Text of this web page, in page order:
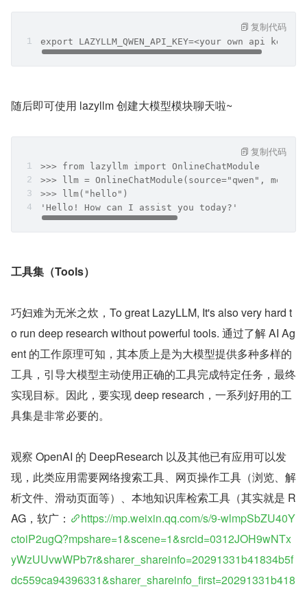
export LAZYLLM_QWEN_API_KEY=<your own api key>
复制代码
随后即可使用 lazyllm 创建大模型模块聊天啦~
>>> from lazyllm import OnlineChatModule
>>> llm = OnlineChatModule(source="qwen",
>>> llm("hello")
'Hello! How can I assist you today?'
复制代码
工具集（Tools）
巧妇难为无米之炊，To great LazyLLM, It's also very hard t
o run deep research without powerful tools. 通过了解 AI Ag
ent 的工作原理可知，其本质上是为大模型提供多种多样的
工具，引导大模型主动使用正确的工具完成特定任务，最终
实现目标。因此，要实现 deep research，一系列好用的工
具集是非常必要的。
观察 OpenAI 的 DeepResearch 以及其他已有应用可以发
现，此类应用需要网络搜索工具、网页操作工具（浏览、解
析文件、滑动页面等）、本地知识库检索工具（其实就是 R
AG，软广：
https://mp.weixin.qq.com/s/9-wlmpSbZU40Y
ctoiP2ugQ?mpshare=1&scene=1&srcid=0312JOH9wNTx
yWzUUvwWPb7r&sharer_shareinfo=20291331b41834b5f
dc559ca94396331&sharer_shareinfo_first=20291331b418